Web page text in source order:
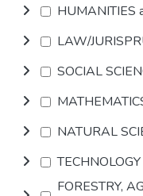
HUMANITIES
LAW/
SOCIAL
NATURAL
TECHNOLOGY
FORESTRY,